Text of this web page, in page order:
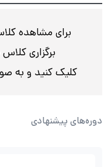
برای مشاهده
برگزاری
کلیک کنید و به
دوره‌های پیشنهادی